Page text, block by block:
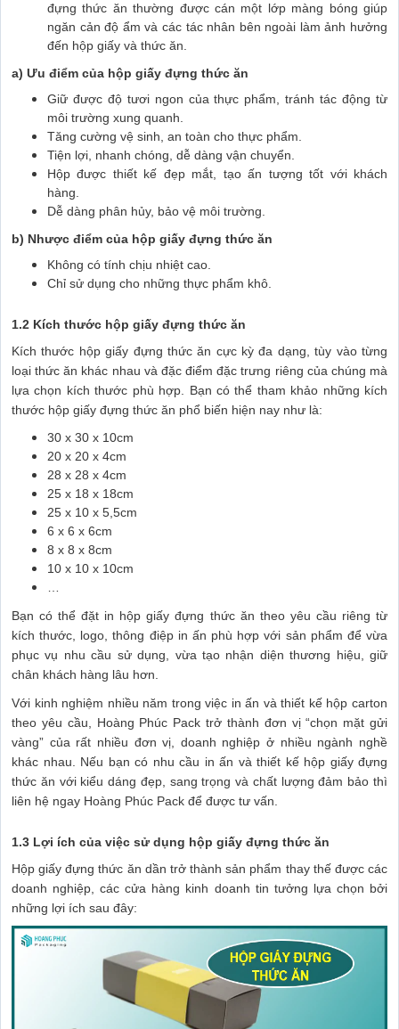
đựng thức ăn thường được cán một lớp màng bóng giúp
ngăn cản độ ẩm và các tác nhân bên ngoài làm ảnh hưởng
đến hộp giấy và thức ăn.
a) Ưu điểm của hộp giấy đựng thức ăn
Giữ được độ tươi ngon của thực phẩm, tránh tác động từ
môi trường xung quanh.
Tăng cường vệ sinh, an toàn cho thực phẩm.
Tiện lợi, nhanh chóng, dễ dàng vận chuyển.
Hộp được thiết kế đẹp mắt, tạo ấn tượng tốt với khách
hàng.
Dễ dàng phân hủy, bảo vệ môi trường.
b) Nhược điểm của hộp giấy đựng thức ăn
Không có tính chịu nhiệt cao.
Chỉ sử dụng cho những thực phẩm khô.
1.2 Kích thước hộp giấy đựng thức ăn
Kích thước hộp giấy đựng thức ăn cực kỳ đa dạng, tùy vào từng
loại thức ăn khác nhau và đặc điểm đặc trưng riêng của chúng mà
lựa chọn kích thước phù hợp. Bạn có thể tham khảo những kích
thước hộp giấy đựng thức ăn phổ biến hiện nay như là:
30 x 30 x 10cm
20 x 20 x 4cm
28 x 28 x 4cm
25 x 18 x 18cm
25 x 10 x 5,5cm
6 x 6 x 6cm
8 x 8 x 8cm
10 x 10 x 10cm
…
Bạn có thể đặt in hộp giấy đựng thức ăn theo yêu cầu riêng từ
kích thước, logo, thông điệp in ấn phù hợp với sản phẩm để vừa
phục vụ nhu cầu sử dụng, vừa tạo nhận diện thương hiệu, giữ
chân khách hàng lâu hơn.
Với kinh nghiệm nhiều năm trong việc in ấn và thiết kế hộp carton
theo yêu cầu, Hoàng Phúc Pack trở thành đơn vị “chọn mặt gửi
vàng” của rất nhiều đơn vị, doanh nghiệp ở nhiều ngành nghề
khác nhau. Nếu bạn có nhu cầu in ấn và thiết kế hộp giấy đựng
thức ăn với kiểu dáng đẹp, sang trọng và chất lượng đảm bảo thì
liên hệ ngay Hoàng Phúc Pack để được tư vấn.
1.3 Lợi ích của việc sử dụng hộp giấy đựng thức ăn
Hộp giấy đựng thức ăn dần trở thành sản phẩm thay thế được các
doanh nghiệp, các cửa hàng kinh doanh tin tưởng lựa chọn bởi
những lợi ích sau đây: